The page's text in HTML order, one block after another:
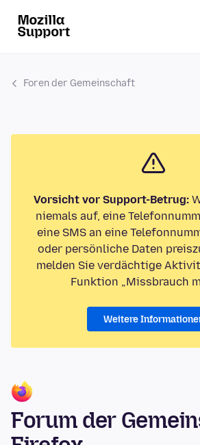
Foren der Gemeinschaft
Vorsicht vor Support-Betrug:
niemals auf, eine
eine SMS an eine
oder persönliche Daten
melden Sie verdächtige
Funktion „Missbrauch
Weitere
Forum der